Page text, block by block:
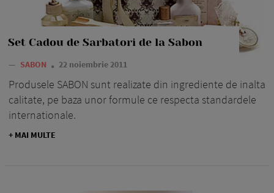
Set Cadou de Sarbatori de la Sabon
— SABON 22 noiembrie 2011
Produsele SABON sunt realizate din ingrediente de inalta
calitate, pe baza unor formule ce respecta standardele
internationale.
+ MAI MULTE